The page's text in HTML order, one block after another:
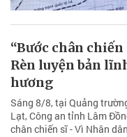
“Bước chân
Rèn luyện bản
hương
Sáng 8/8, tại Quảng
Lạt, Công an tỉnh Lâm
chân chiến sĩ - Vì Nhân